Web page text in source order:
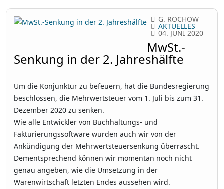
G. ROCHOW
AKTUELLES
04. JUNI 2020
MwSt.-
Senkung in der 2. Jahreshälfte
Um die Konjunktur zu befeuern, hat die Bundesregierung
beschlossen, die Mehrwertsteuer vom 1. Juli bis zum 31.
Dezember 2020 zu senken.
Wie alle Entwickler von Buchhaltungs- und
Fakturierungssoftware wurden auch wir von der
Ankündigung der Mehrwertsteuersenkung überrascht.
Dementsprechend können wir momentan noch nicht
genau angeben, wie die Umsetzung in der
Warenwirtschaft letzten Endes aussehen wird.